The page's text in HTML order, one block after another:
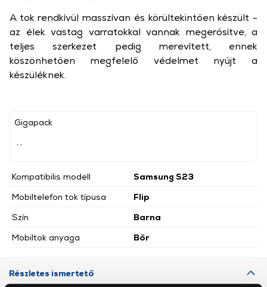
Gigapack
Kompatibilis modell
Samsung S23
Mobiltelefon tok típusa
Flip
Szín
Barna
Mobiltok anyaga
Bőr
A tok rendkívül masszívan és körültekintően készült -
az élek vastag varratokkal vannak megerősítve, a
teljes szerkezet pedig merevített, ennek
köszönhetően megfelelő védelmet nyújt a
készüléknek.
Részletes ismertető